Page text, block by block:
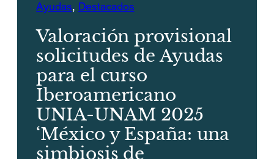
Ayudas, Destacados
Valoración provisional
solicitudes de Ayudas
para el curso
Iberoamericano
UNIA-UNAM 2025
‘México y España: una
simbiosis de